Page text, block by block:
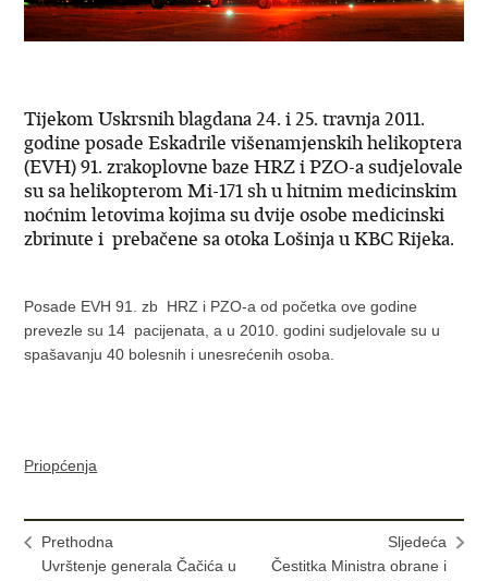
Tijekom Uskrsnih blagdana 24. i 25. travnja 2011.
godine posade Eskadrile višenamjenskih helikoptera
(EVH) 91. zrakoplovne baze HRZ i PZO-a sudjelovale
su sa helikopterom Mi-171 sh u hitnim medicinskim
noćnim letovima kojima su dvije osobe medicinski
zbrinute i prebačene sa otoka Lošinja u KBC Rijeka.
Posade EVH 91. zb HRZ i PZO-a od početka ove godine
prevezle su 14 pacijenata, a u 2010. godini sudjelovale su u
spašavanju 40 bolesnih i unesrećenih osoba.
Priopćenja
Prethodna
Uvrštenje generala Čačića u
Sljedeća
Čestitka Ministra obrane i